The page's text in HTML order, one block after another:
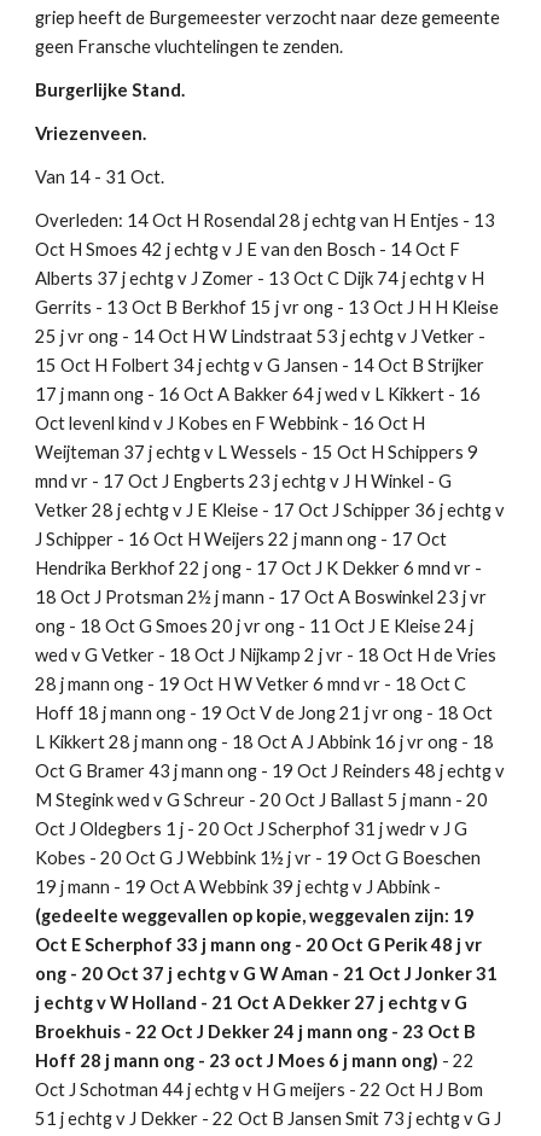
griep heeft de Burgemeester verzocht naar deze gemeente
geen Fransche vluchtelingen te zenden.
Burgerlijke Stand.
Vriezenveen.
Van 14 - 31 Oct.
Overleden: 14 Oct H Rosendal 28 j echtg van H Entjes - 13
Oct H Smoes 42 j echtg v J E van den Bosch - 14 Oct F
Alberts 37 j echtg v J Zomer - 13 Oct C Dijk 74 j echtg v H
Gerrits - 13 Oct B Berkhof 15 j vr ong - 13 Oct J H H Kleise
25 j vr ong - 14 Oct H W Lindstraat 53 j echtg v J Vetker -
15 Oct H Folbert 34 j echtg v G Jansen - 14 Oct B Strijker
17 j mann ong - 16 Oct A Bakker 64 j wed v L Kikkert - 16
Oct levenl kind v J Kobes en F Webbink - 16 Oct H
Weijteman 37 j echtg v L Wessels - 15 Oct H Schippers 9
mnd vr - 17 Oct J Engberts 23 j echtg v J H Winkel - G
Vetker 28 j echtg v J E Kleise - 17 Oct J Schipper 36 j echtg v
J Schipper - 16 Oct H Weijers 22 j mann ong - 17 Oct
Hendrika Berkhof 22 j ong - 17 Oct J K Dekker 6 mnd vr -
18 Oct J Protsman 2½ j mann - 17 Oct A Boswinkel 23 j vr
ong - 18 Oct G Smoes 20 j vr ong - 11 Oct J E Kleise 24 j
wed v G Vetker - 18 Oct J Nijkamp 2 j vr - 18 Oct H de Vries
28 j mann ong - 19 Oct H W Vetker 6 mnd vr - 18 Oct C
Hoff 18 j mann ong - 19 Oct V de Jong 21 j vr ong - 18 Oct
L Kikkert 28 j mann ong - 18 Oct A J Abbink 16 j vr ong - 18
Oct G Bramer 43 j mann ong - 19 Oct J Reinders 48 j echtg v
M Stegink wed v G Schreur - 20 Oct J Ballast 5 j mann - 20
Oct J Oldegbers 1 j - 20 Oct J Scherphof 31 j wedr v J G
Kobes - 20 Oct G J Webbink 1½ j vr - 19 Oct G Boeschen
(gedeelte weggevallen op kopie, weggevalen zijn: 19
Oct E Scherphof 33 j mann ong - 20 Oct G Perik 48 j vr
ong - 20 Oct 37 j echtg v G W Aman - 21 Oct J Jonker 31
j echtg v W Holland - 21 Oct A Dekker 27 j echtg v G
Broekhuis - 22 Oct J Dekker 24 j mann ong - 23 Oct B
Hoff 28 j mann ong - 23 oct J Moes 6 j mann ong) - 22
Oct J Schotman 44 j echtg v H G meijers - 22 Oct H J Bom
51 j echtg v J Dekker - 22 Oct B Jansen Smit 73 j echtg v G J